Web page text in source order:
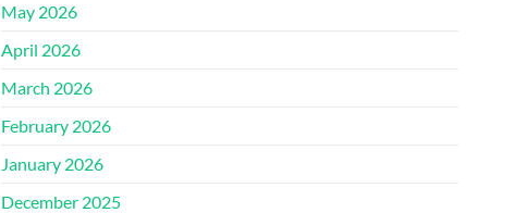
May 2026
April 2026
March 2026
February 2026
January 2026
December 2025